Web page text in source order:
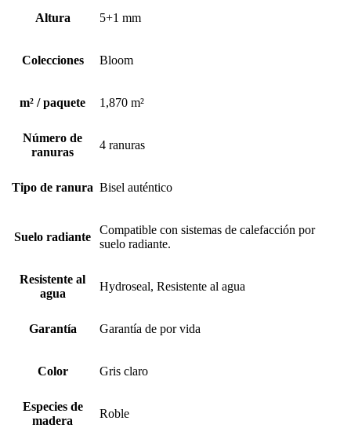
Altura 5+1 mm
Colecciones Bloom
m² / paquete 1,870 m²
Número de
ranuras
4 ranuras
Tipo de ranura Bisel auténtico
Suelo radiante
Compatible con sistemas de calefacción por
suelo radiante.
Resistente al
agua
Hydroseal, Resistente al agua
Garantía Garantía de por vida
Color Gris claro
Especies de
madera
Roble